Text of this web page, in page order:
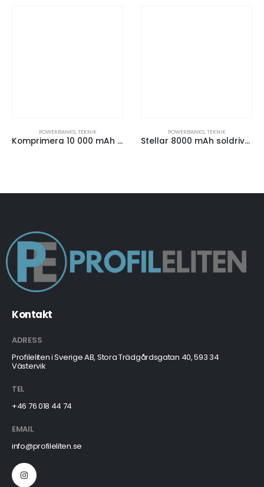
POWERBANKS,TEKNIK
Komprimera 10 000 mAh powerbank med hög densitet
POWERBANKS,TEKNIK
Stellar 8000 mAh soldriven powerbank
Kontakt
ADRESS
Profileliten i Sverige AB, Stora Trädgårdsgatan 40, 593 34
Västervik
TEL
+46 76 018 44 74
EMAIL
info@profileliten.se